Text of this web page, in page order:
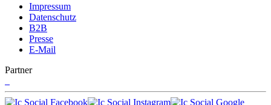
Impressum
Datenschutz
B2B
Presse
E-Mail
Partner